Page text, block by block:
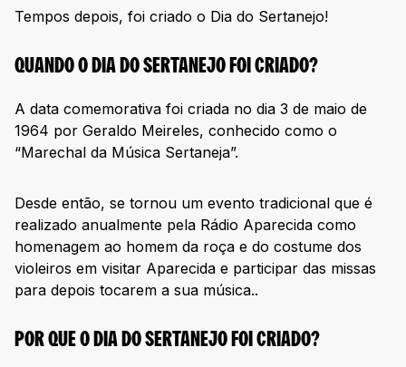
Tempos depois, foi criado o Dia do Sertanejo!
QUANDO O DIA DO SERTANEJO FOI CRIADO?
A data comemorativa foi criada no dia 3 de maio de
1964 por Geraldo Meireles, conhecido como o
“Marechal da Música Sertaneja”.
Desde então, se tornou um evento tradicional que é
realizado anualmente pela Rádio Aparecida como
homenagem ao homem da roça e do costume dos
violeiros em visitar Aparecida e participar das missas
para depois tocarem a sua música..
POR QUE O DIA DO SERTANEJO FOI CRIADO?